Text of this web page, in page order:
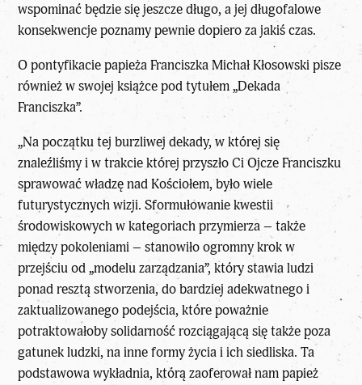
wspominać będzie się jeszcze długo, a jej długofalowe
konsekwencje poznamy pewnie dopiero za jakiś czas.
O pontyfikacie papieża FranciszkaMichał Kłosowskipisze
również w swojej książce pod tytułem„Dekada
Franciszka”.
„Na początku tej burzliwej dekady, w której się
znaleźliśmy i w trakcie której przyszło Ci Ojcze Franciszku
sprawować władzę nad Kościołem, było wiele
futurystycznych wizji. Sformułowanie kwestii
środowiskowych w kategoriach przymierza – także
między pokoleniami – stanowiło ogromny krok w
przejściu od „modelu zarządzania”, który stawia ludzi
ponad resztą stworzenia, do bardziej adekwatnego i
zaktualizowanego podejścia, które poważnie
potraktowałoby solidarność rozciągającą się także poza
gatunek ludzki, na inne formy życia i ich siedliska. Ta
podstawowa wykładnia, którą zaoferował nam papież